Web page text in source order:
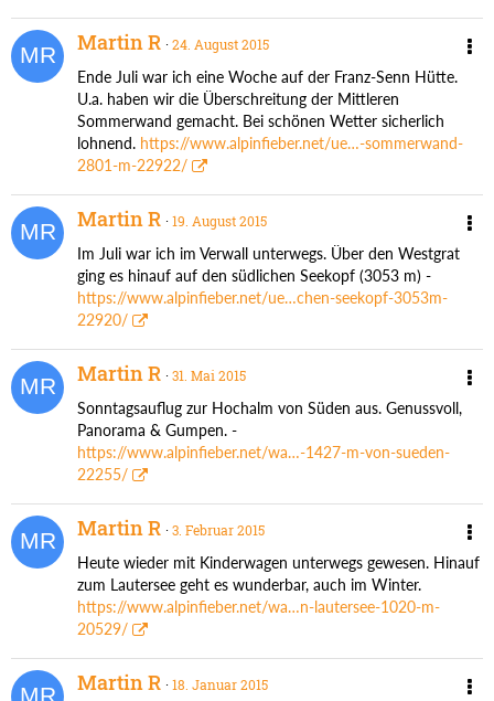
Martin R 24. August 2015
Ende Juli war ich eine Woche auf der Franz-Senn Hütte.
U.a. haben wir die Überschreitung der Mittleren
Sommerwand gemacht. Bei schönen Wetter sicherlich
lohnend. https://www.alpinfieber.net/ue…-sommerwand-
2801-m-22922/
Martin R 19. August 2015
Im Juli war ich im Verwall unterwegs. Über den Westgrat
ging es hinauf auf den südlichen Seekopf (3053 m) -
https://www.alpinfieber.net/ue…chen-seekopf-3053m-
22920/
Martin R 31. Mai 2015
Sonntagsauflug zur Hochalm von Süden aus. Genussvoll,
Panorama & Gumpen. -
https://www.alpinfieber.net/wa…-1427-m-von-sueden-
22255/
Martin R 3. Februar 2015
Heute wieder mit Kinderwagen unterwegs gewesen. Hinauf
zum Lautersee geht es wunderbar, auch im Winter.
https://www.alpinfieber.net/wa…n-lautersee-1020-m-
20529/
Martin R 18. Januar 2015